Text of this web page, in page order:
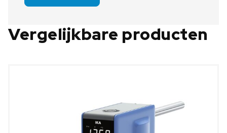
Vergelijkbare producten